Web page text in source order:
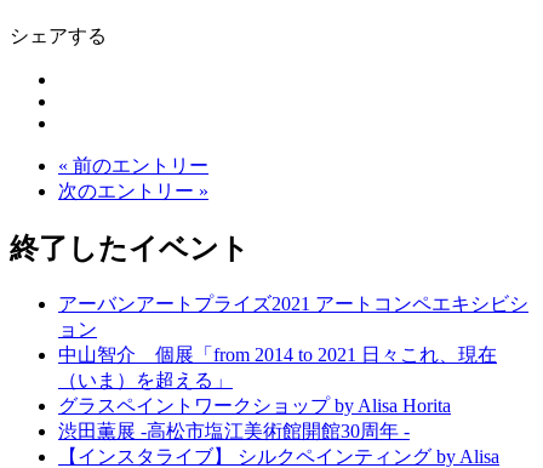
シェアする
« 前のエントリー
次のエントリー »
終了したイベント
アーバンアートプライズ2021 アートコンペエキシビシ
ョン
中山智介 個展「from 2014 to 2021 日々これ、現在
（いま）を超える」
グラスペイントワークショップ by Alisa Horita
渋田薫展 -高松市塩江美術館開館30周年 -
【インスタライブ】 シルクペインティング by Alisa